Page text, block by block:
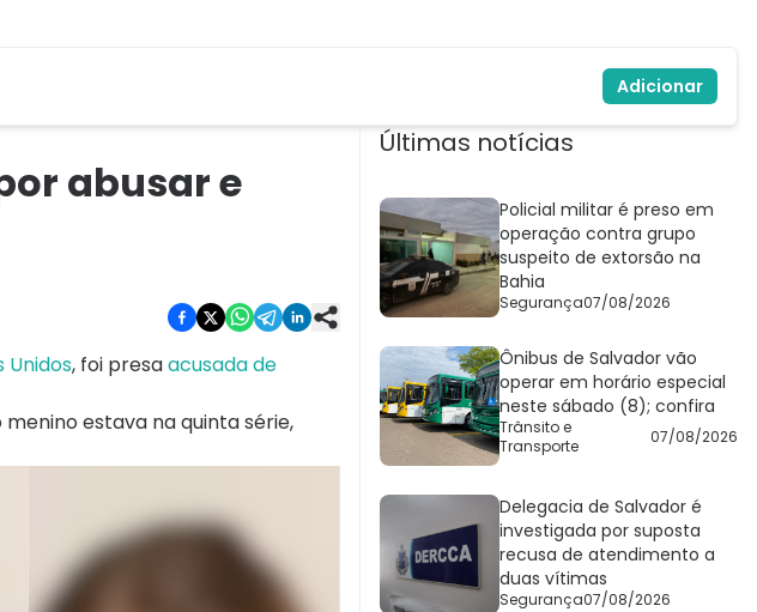
Adicionar
abusar e
Unidos, foi presaacusada de
estava na quinta série,
Últimas notícias
Policial militar é preso em
operação contra grupo
suspeito de extorsão na
Bahia
Segurança07/08/2026
Ônibus de Salvador vão
operar em horário especial
neste sábado (8); confira
Trânsito e
Transporte
07/08/2026
Delegacia de Salvador é
investigada por suposta
recusa de atendimento a
duas vítimas
Segurança07/08/2026